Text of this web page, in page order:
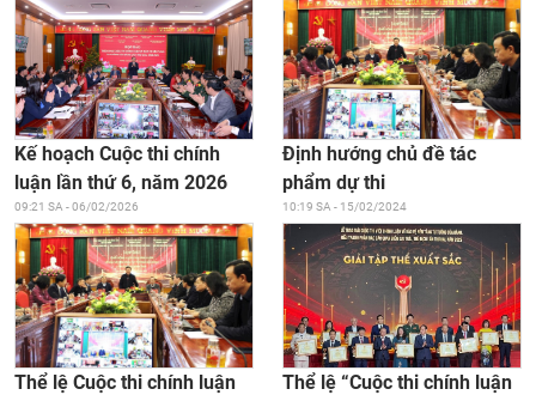
Kế hoạch Cuộc thi chính
luận lần thứ 6, năm 2026
09:21 SA - 06/02/2026
Định hướng chủ đề tác
phẩm dự thi
10:19 SA - 15/02/2024
Thể lệ Cuộc thi chính luận
Thể lệ “Cuộc thi chính luận